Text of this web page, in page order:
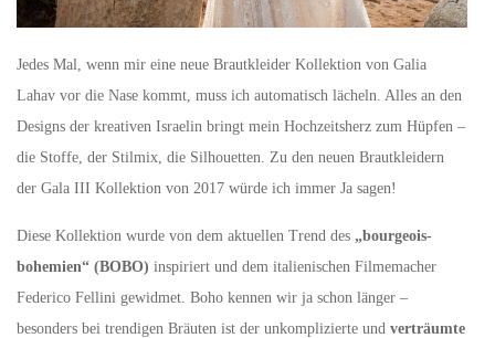
Jedes Mal, wenn mir eine neue Brautkleider Kollektion von Galia
Lahav vor die Nase kommt, muss ich automatisch lächeln. Alles an den
Designs der kreativen Israelin bringt mein Hochzeitsherz zum Hüpfen –
die Stoffe, der Stilmix, die Silhouetten. Zu den neuen Brautkleidern
der Gala III Kollektion von 2017 würde ich immer Ja sagen!
Diese Kollektion wurde von dem aktuellen Trend des „bourgeois-
bohemien“ (BOBO) inspiriert und dem italienischen Filmemacher
Federico Fellini gewidmet. Boho kennen wir ja schon länger –
besonders bei trendigen Bräuten ist der unkomplizierte und verträumte